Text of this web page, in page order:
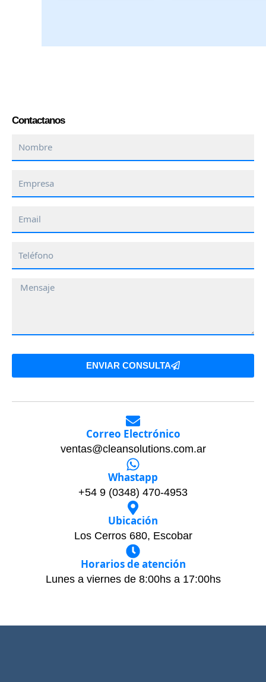
Contactanos
Nombre
Email
Teléfono
Mensaje
ENVIAR CONSULTA
Correo Electrónico
ventas@cleansolutions.com.ar
Whastapp
+54 9 (0348) 470-4953
Ubicación
Los Cerros 680, Escobar
Horarios de atención
Lunes a viernes de 8:00hs a 17:00hs